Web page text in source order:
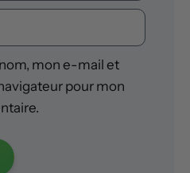
mon e-mail et
pour mon